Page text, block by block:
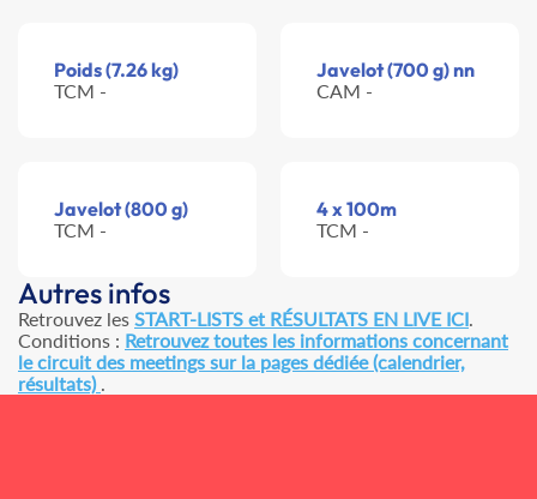
Poids (7.26 kg)
TCM -
Javelot (700 g) nn
CAM -
Javelot (800 g)
TCM -
4 x 100m
TCM -
Autres infos
Retrouvez les START-LISTS et RÉSULTATS EN LIVE ICI.
Conditions : Retrouvez toutes les informations concernant
le circuit des meetings sur la pages dédiée (calendrier,
résultats) .